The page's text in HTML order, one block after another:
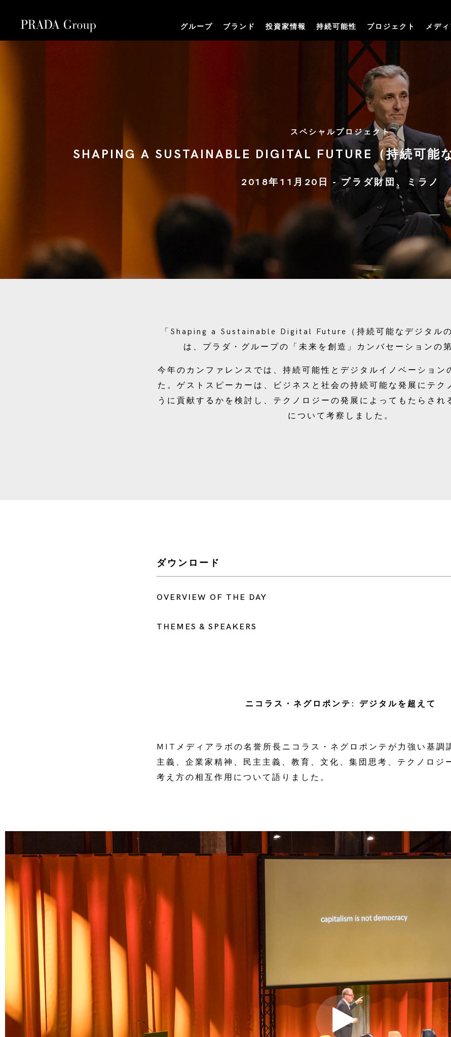
グループ ブランド 投資家情報 持続可能性 プロジェクト メディ
スペシャルプロジェクト
SHAPING A SUSTAINABLE DIGITAL FUTURE（持続可能
2018年11月20日 - プラダ財団、ミラノ
「Shaping a Sustainable Digital Future（持続可能なデジタルの
は、プラダ・グループの「未来を創造」カンバセーションの
今年のカンファレンスでは、持続可能性とデジタルイノベーション
た。ゲストスピーカーは、ビジネスと社会の持続可能な発展にテク
うに貢献するかを検討し、テクノロジーの発展によってもたらされ
について考察しました。
ダウンロード
OVERVIEW OF THE DAY
THEMES & SPEAKERS
ニコラス・ネグロポンテ: デジタルを超えて
MITメディアラボの名誉所長ニコラス・ネグロポンテが力強い基調
主義、企業家精神、民主主義、教育、文化、集団思考、テクノロジ
考え方の相互作用について語りました。